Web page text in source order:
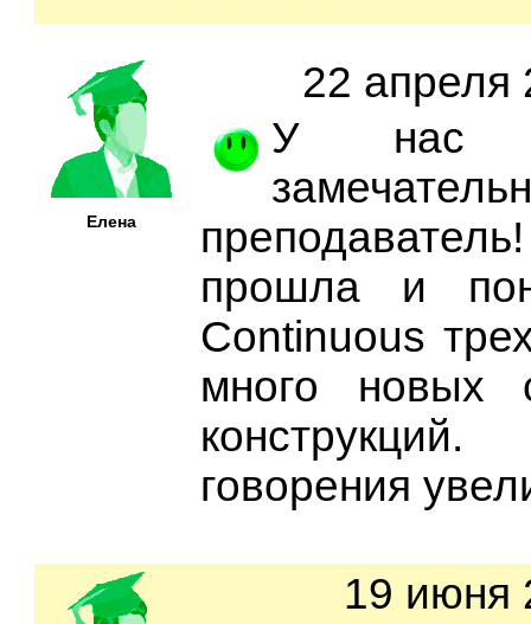
Елена
22 апреля
У нас
прошла и
Continuous
много новых
говорения
19 июня